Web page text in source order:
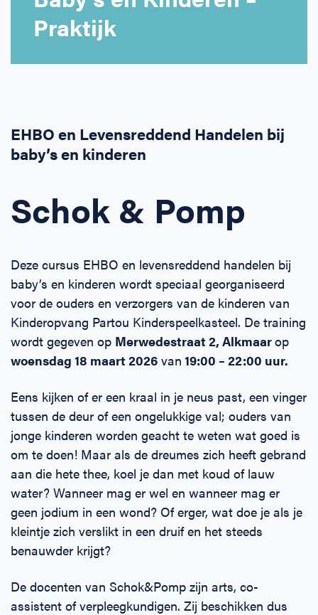
Horeca
Onderwijs
BHV voor retail en winkels
BHV voor de Horeca
BHV voor Voortgezet Onderwijs
EHBO voor (para-)medici
EHBO voor de Kraamzorg
Reanimatie en AED voor (para-) medici
Over Ons
Nieuws
Werken bij Schok & Pomp
Contact
Klantenservice veelgestelde vragen
Offerte aanvragen
Inloggen
Inloggen
Praktijk
EHBO en Levensreddend Handelen bij
baby’s en kinderen
Schok & Pomp
Deze cursus EHBO en levensreddend handelen bij
baby’s en kinderen wordt speciaal georganiseerd
voor de ouders en verzorgers van de kinderen van
Kinderopvang Partou Kinderspeelkasteel. De training
wordt gegeven op Merwedestraat 2, Alkmaarop
woensdag 18 maart 2026 van 19:00 – 22:00 uur.
Eens kijken of er een kraal in je neus past, een vinger
tussen de deur of een ongelukkige val; ouders van
jonge kinderen worden geacht te weten wat goed is
om te doen! Maar als de dreumes zich heeft gebrand
aan die hete thee, koel je dan met koud of lauw
water? Wanneer mag er wel en wanneer mag er
geen jodium in een wond? Of erger, wat doe je als je
kleintje zich verslikt in een druif en het steeds
benauwder krijgt?
De docenten van Schok&Pomp zijn arts, co-
assistent of verpleegkundigen. Zij beschikken dus